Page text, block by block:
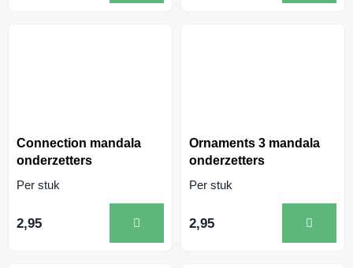
Connection mandala
onderzetters
Per stuk
2,95
Ornaments 3 mandala
onderzetters
Per stuk
2,95